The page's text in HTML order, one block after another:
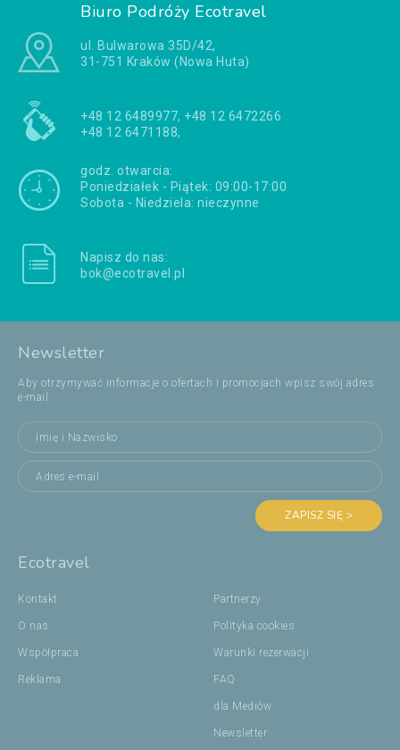
Biuro Podróży Ecotravel
ul. Bulwarowa 35D/42,
31-751 Kraków (Nowa Huta)
+48 12 6489977, +48 12 6472266
+48 12 6471188,
godz. otwarcia:
Poniedziałek - Piątek: 09:00-17:00
Sobota - Niedziela: nieczynne
Napisz do nas:
bok@ecotravel.pl
Newsletter
Aby otrzymywać informacje o ofertach i promocjach wpisz swój adres
e-mail:
ZAPISZ SIĘ >
Ecotravel
Kontakt
O nas
Współpraca
Reklama
Partnerzy
Polityka cookies
Warunki rezerwacji
FAQ
dla Mediów
Newsletter